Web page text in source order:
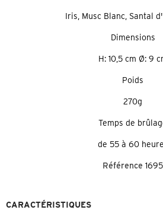
Iris, Musc Blanc, Santal
Dimensions
H: 10,5 cm Ø: 9
Poids
270g
Temps de
de 55 à 60
Référence 1695
CARACTÉRISTIQUES